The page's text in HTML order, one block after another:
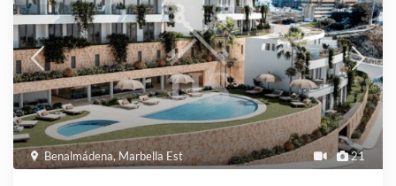
21
Benalmádena,Marbella Est